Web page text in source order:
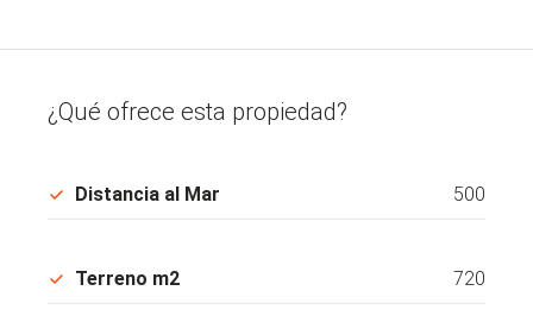
¿Qué ofrece esta propiedad?
Distancia al Mar 500
Terreno m2 720